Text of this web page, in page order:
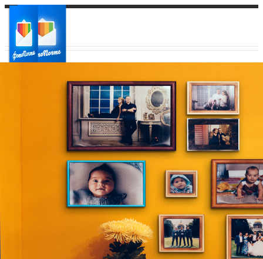
Ваш регион доставки
Выберите из списка: